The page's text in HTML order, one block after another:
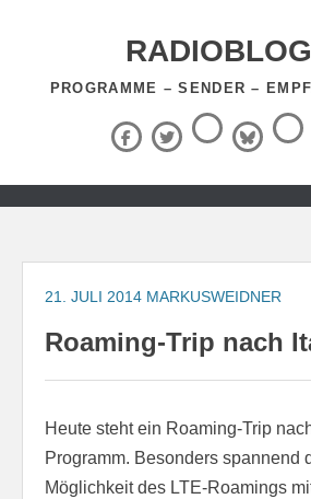
PROGRAMME – SENDER –
Facebook
X
(Twitter)
Threads
Zum
springen
21. JULI 2014 MARKUSWEIDNER
Roaming-Trip nach
Heute steht ein Roaming-Trip
Programm. Besonders spannend
Möglichkeit des LTE-Roamings